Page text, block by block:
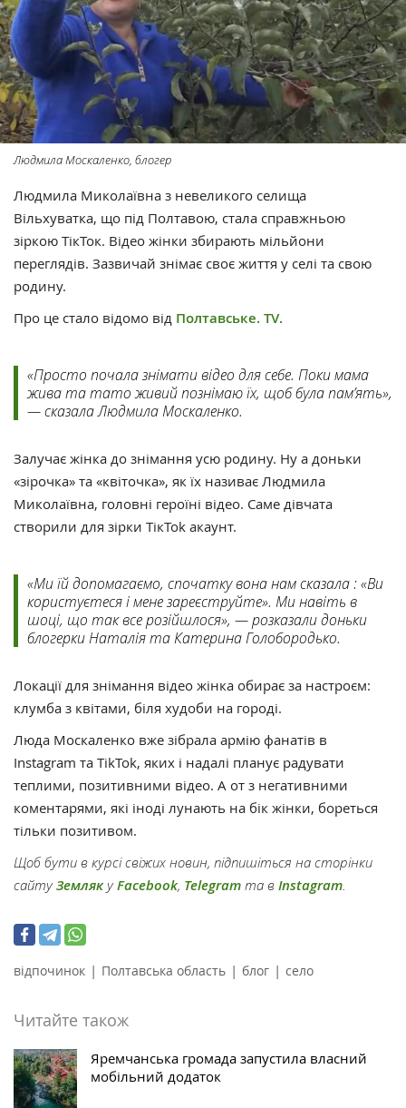
Людмила Москаленко, блогер
Людмила Миколаївна з невеликого селища
Вільхуватка, що під Полтавою, стала справжньою
зіркою ТікТок. Відео жінки збирають мільйони
переглядів. Зазвичай знімає своє життя у селі та свою
родину.
Про це стало відомо від Полтавське. TV.
«Просто почала знімати відео для себе. Поки мама
жива та тато живий познімаю їх, щоб була пам’ять»,
— сказала Людмила Москаленко.
Залучає жінка до знімання усю родину. Ну а доньки
«зірочка» та «квіточка», як їх називає Людмила
Миколаївна, головні героїні відео. Саме дівчата
створили для зірки ТікTok акаунт.
«Ми їй допомагаємо, спочатку вона нам сказала : «Ви
користуєтеся і мене зареєструйте». Ми навіть в
шоці, що так все розійшлося», — розказали доньки
блогерки Наталія та Катерина Голобородько.
Локації для знімання відео жінка обирає за настроєм:
клумба з квітами, біля худоби на городі.
Люда Москаленко вже зібрала армію фанатів в
Instagram та TikTok, яких і надалі планує радувати
теплими, позитивними відео. А от з негативними
коментарями, які іноді лунають на бік жінки, бореться
тільки позитивом.
Щоб бути в курсі свіжих новин, підпишіться на сторінки
сайтуЗемлякуFacebook, Telegram та в Instagram
відпочинок | Полтавська область | блог | село
Читайте також
Яремчанська громада запустила власний
мобільний додаток